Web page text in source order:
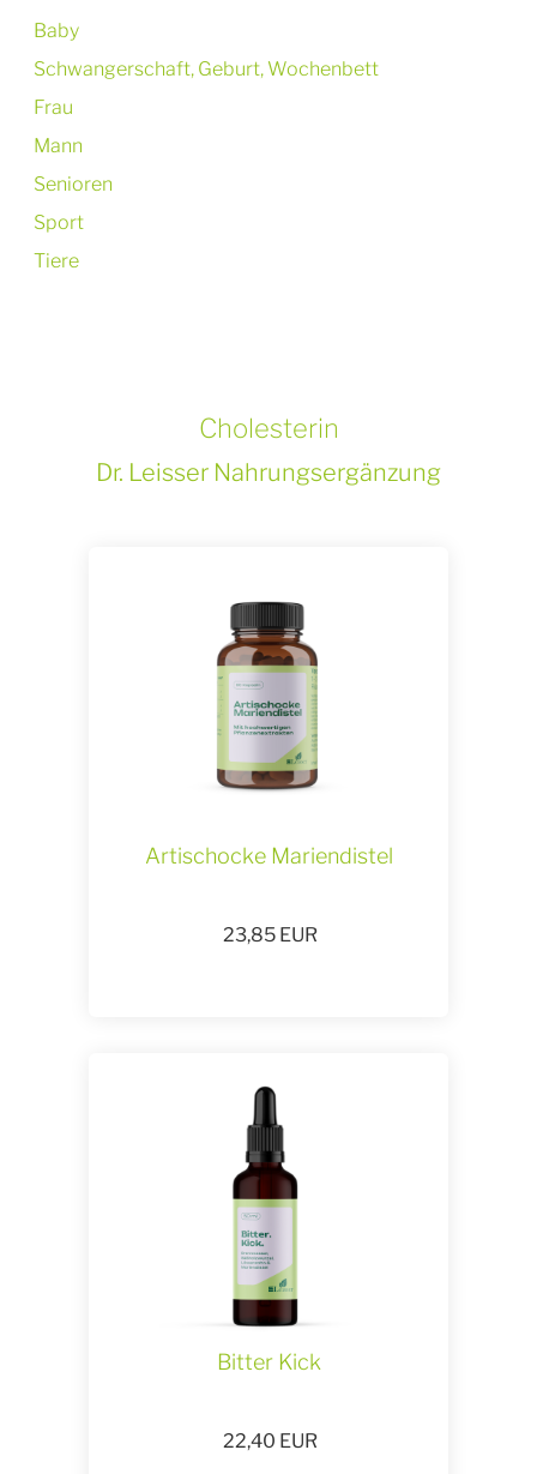
Baby
Schwangerschaft, Geburt, Wochenbett
Frau
Mann
Senioren
Sport
Tiere
Cholesterin
Dr. Leisser Nahrungsergänzung
Artischocke Mariendistel
23,85 EUR
Bitter Kick
22,40 EUR